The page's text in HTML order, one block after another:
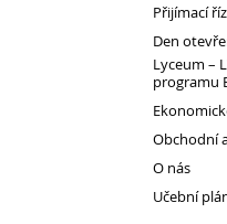
uchazeče
Přijímací
Den
Lyceum –
programu
Obchodní
O nás
Učební